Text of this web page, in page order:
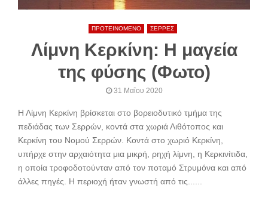
ΠΡΟΤΕΙΝΟΜΕΝΟ ΣΕΡΡΕΣ
Λίμνη Κερκίνη: Η μαγεία
της φύσης (Φωτο)
31 Μαΐου 2020
Η Λίμνη Κερκίνη βρίσκεται στο βορειοδυτικό τμήμα της
πεδιάδας των Σερρών, κοντά στα χωριά Λιθότoπoς και
Κερκίνη του Νομού Σερρών. Κοντά στο χωριό Κερκίνη,
υπήρχε στην αρχαιότητα μια μικρή, ρηχή λίμνη, η Κερκινίτιδα,
η οποία τροφοδοτούνταν από τον ποταμό Στρυμόνα και από
άλλες πηγές. Η περιοχή ήταν γνωστή από τις......